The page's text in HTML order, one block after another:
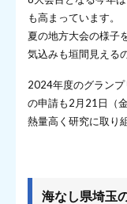
も高まっています。
夏の地方大会の様子
気込みも垣間見える
2024年度のグラン
の申請も2月21日（
熱量高く研究に取り
海なし県埼玉